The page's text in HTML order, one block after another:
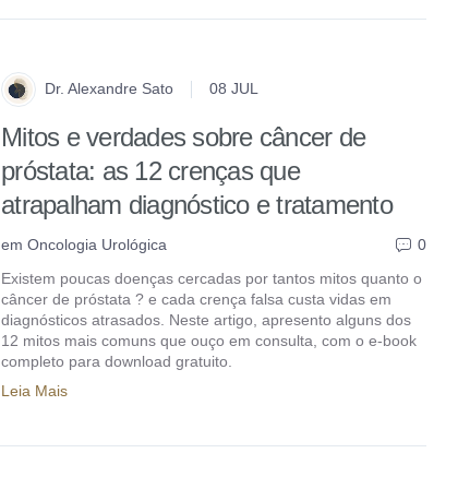
Dr. Alexandre Sato 08 JUL
Mitos e verdades sobre câncer de
próstata: as 12 crenças que
atrapalham diagnóstico e tratamento
em Oncologia Urológica
0
Existem poucas doenças cercadas por tantos mitos quanto o
câncer de próstata ? e cada crença falsa custa vidas em
diagnósticos atrasados. Neste artigo, apresento alguns dos
12 mitos mais comuns que ouço em consulta, com o e-book
completo para download gratuito.
Leia Mais